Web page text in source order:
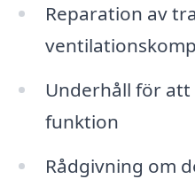
Reparation av
Underhåll för
funktion
Rådgivning om